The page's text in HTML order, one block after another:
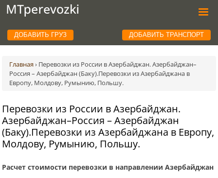
ДОБАВИТЬ ГРУЗ ДОБАВИТЬ ТРАНСПОРТ
Главная › Перевозки из России в Азербайджан. Азербайджан–
Россия – Азербайджан (Баку).Перевозки из Азербайджана в
Европу, Молдову, Румынию, Польшу.
Перевозки из России в Азербайджан.
Азербайджан–Россия – Азербайджан
(Баку).Перевозки из Азербайджана в Европу,
Молдову, Румынию, Польшу.
Расчет стоимости перевозки в направлении Азербайджан